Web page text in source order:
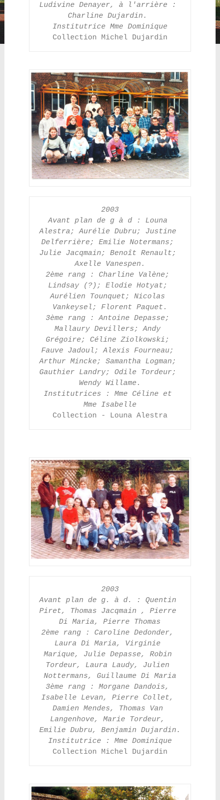
Ludivine Denayer, à l'arrière :
Charline Dujardin.
Institutrice Mme Dominique
Collection Michel Dujardin
2003
Avant plan de g à d : Louna
Alestra; Aurélie Dubru; Justine
Delferrière; Emilie Notermans;
Julie Jacqmain; Benoît Renault;
Axelle Vanespen.
2ème rang : Charline Valène;
Lindsay (?); Elodie Hotyat;
Aurélien Tounquet; Nicolas
Vankeysel; Florent Paquet.
3ème rang : Antoine Depasse;
Mallaury Devillers; Andy
Grégoire; Céline Ziolkowski;
Fauve Jadoul; Alexis Fourneau;
Arthur Mincke; Samantha Logman;
Gauthier Landry; Odile Tordeur;
Wendy Willame.
Institutrices : Mme Céline et
Mme Isabelle
Collection - Louna Alestra
2003
Avant plan de g. à d. : Quentin
Piret, Thomas Jacqmain , Pierre
Di Maria, Pierre Thomas
2ème rang : Caroline Dedonder,
Laura Di Maria, Virginie
Marique, Julie Depasse, Robin
Tordeur, Laura Laudy, Julien
Nottermans, Guillaume Di Maria
3ème rang : Morgane Dandois,
Isabelle Levan, Pierre Collet,
Damien Mendes, Thomas Van
Langenhove, Marie Tordeur,
Emilie Dubru, Benjamin Dujardin.
Institutrice : Mme Dominique
Collection Michel Dujardin